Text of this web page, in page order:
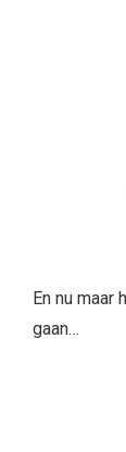
En nu maar
gaan…